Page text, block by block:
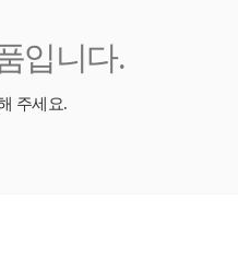
입니다.
주세요.